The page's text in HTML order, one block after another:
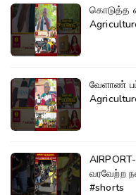
கொடுத்த
வேளாண்
வரவேற்ற
#shorts